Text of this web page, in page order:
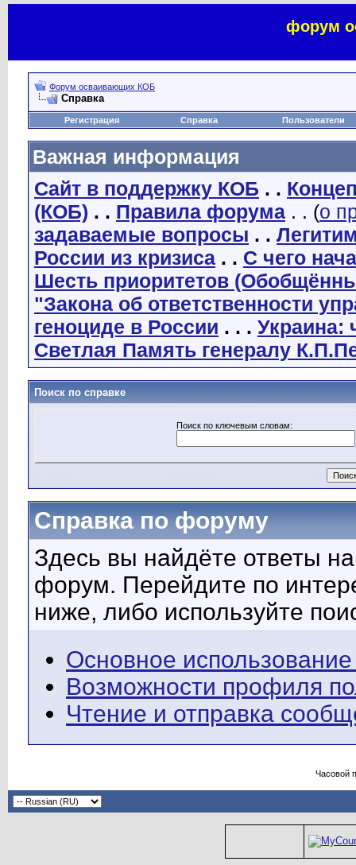
форум
Форум осваивающих КОБ
Справка
Регистрация Справка Пользователи
Важная информация
Сайт в поддержку КОБ . .
(КОБ) . . Правила форума . . (о
задаваемые вопросы . .
России из кризиса . . С чего
Шесть приоритетов
"Закона об ответственности
геноциде в России . . . Украина:
Светлая Память генералу
Поиск по справке
Поиск по ключевым словам:
Справка по форуму
Здесь вы найдёте ответы
форум. Перейдите по
ниже, либо используйте
Основное
Возможности профиля
Чтение и отправка
Часовой